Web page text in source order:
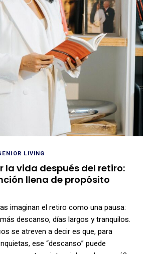
LIVING
la vida después del retiro:
llena de propósito
imaginan el retiro como una pausa:
descanso, días largos y tranquilos.
se atreven a decir es que, para
ese “descanso” puede